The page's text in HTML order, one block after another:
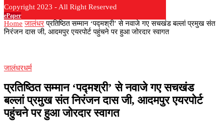
Copyright 2023 - All Right Reserved
ePaper
Home जालंधर प्रतिष्ठित सम्मान ‘पद्मश्री’ से नवाजे गए सचखंड बल्लां प्रमुख संत
निरंजन दास जी, आदमपुर एयरपोर्ट पहुंचने पर हुआ जोरदार स्वागत
जालंधरधर्म
प्रतिष्ठित सम्मान ‘पद्मश्री’ से नवाजे गए सचखंड
बल्लां प्रमुख संत निरंजन दास जी, आदमपुर एयरपोर्ट
पहुंचने पर हुआ जोरदार स्वागत